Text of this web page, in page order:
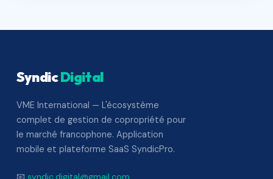
SyndicDigital
VME International — L'écosystème
complet de gestion de copropriété pour
le marché francophone. Application
mobile et plateforme SaaS SyndicPro.
📧 syndic.digital@gmail.com